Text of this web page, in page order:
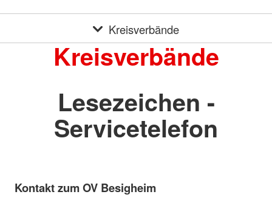
Kreisverbände
Kreisverbände
Lesezeichen -
Servicetelefon
Kontakt zum OV Besigheim